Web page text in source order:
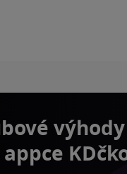
výhody